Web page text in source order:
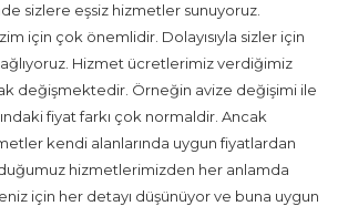
sizlere eşsiz hizmetler sunuyoruz.
için çok önemlidir. Dolayısıyla sizler için
Hizmet ücretlerimiz verdiğimiz
değişmektedir. Örneğin avize değişimi ile
fiyat farkı çok normaldir. Ancak
kendi alanlarında uygun fiyatlardan
hizmetlerimizden her anlamda
için her detayı düşünüyor ve buna uygun